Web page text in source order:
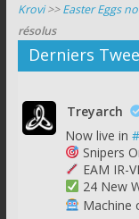
Krovi>>Easter Eggs
résolus
Derniers
Treyarch
Now live in
Snipers
EAM IR-
24 New
Machine